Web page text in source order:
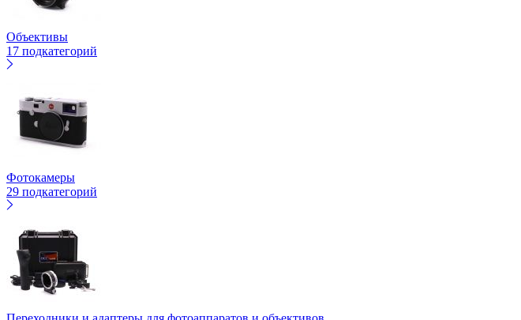
Объективы
17 подкатегорий
Фотокамеры
29 подкатегорий